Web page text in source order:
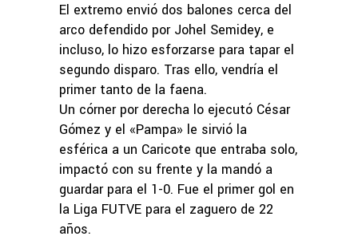
El extremo envió dos balones cerca del
arco defendido por Johel Semidey, e
incluso, lo hizo esforzarse para tapar el
segundo disparo. Tras ello, vendría el
primer tanto de la faena.
Un córner por derecha lo ejecutó César
Gómez y el «Pampa» le sirvió la
esférica a un Caricote que entraba solo,
impactó con su frente y la mandó a
guardar para el 1-0. Fue el primer gol en
la Liga FUTVE para el zaguero de 22
años.